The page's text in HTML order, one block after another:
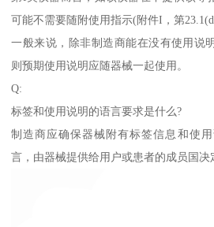
可能不需要随附使用指示(附件I，第
一般来说，除非制造商能在没有使用说
则预期使用说明应随器械一起使用。
Q:
标签和使用说明的语言要求是什么?
制造商应确保器械附有标签信息和使
言，由器械提供给用户或患者的成员国决